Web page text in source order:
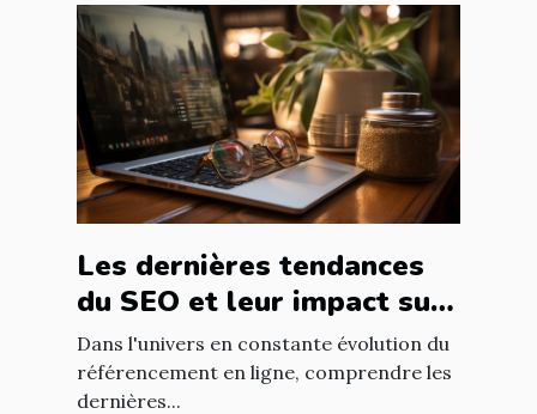
Les dernières tendances
du SEO et leur impact sur
le développement
professionnel dans le web
Dans l'univers en constante évolution du
référencement en ligne, comprendre les
dernières...